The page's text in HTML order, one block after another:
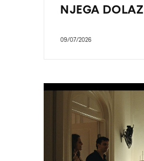
NJEGA DOLAZI
09/07/2026